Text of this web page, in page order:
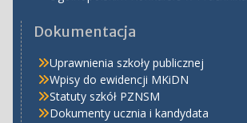
Dokumentacja
Uprawnienia szkoły publicznej
Wpisy do ewidencji MKiDN
Statuty szkół PZNSM
Dokumenty ucznia i kandydata